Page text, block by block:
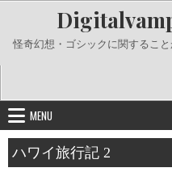
content
怪奇幻想・ゴシックに関するこ
MENU
ハワイ旅行記 2